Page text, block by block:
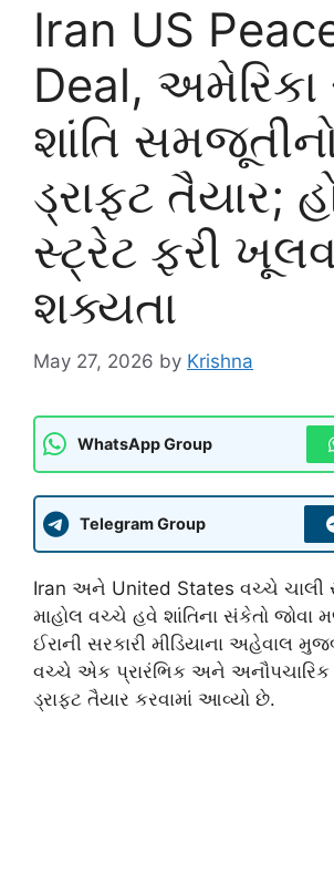
Iran US
Deal, અમેરિકા
શાંતિ
ડ્રાફ્ટ તૈયાર;
સ્ટ્રેટ ફરી
શક્યતા
May 27, 2026 by Krishna
WhatsApp Group
Telegram Group
Iran અને United States વચ્ચે ચાલી
માહોલ વચ્ચે હવે શાંતિના સંકેતો જોવા
ઈરાની સરકારી મીડિયાના અહેવાલ
વચ્ચે એક પ્રારંભિક અને અનૌપચારિક
ડ્રાફ્ટ તૈયાર કરવામાં આવ્યો છે.